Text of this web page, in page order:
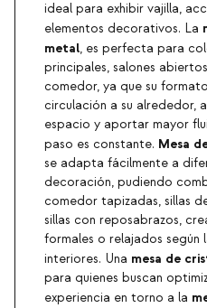
ideal para exhibir vajilla,
elementos decorativos. La
metal, es perfecta para
principales, salones
comedor, ya que su
circulación a su alrededor,
espacio y aportar mayor
paso es constante. Mesa
se adapta fácilmente a
decoración, pudiendo
comedor tapizadas, sillas
sillas con reposabrazos,
formales o relajados
interiores. Una mesa de
para quienes buscan
experiencia en torno a la